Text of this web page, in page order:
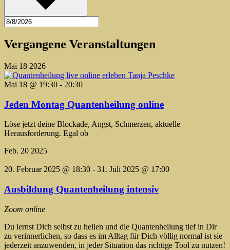
Vergangene Veranstaltungen
Mai 18 2026
Mai 18 @ 19:30 - 20:30
Jeden Montag Quantenheilung online
Löse jetzt deine Blockade, Angst, Schmerzen, aktuelle
Herausforderung. Egal ob
Feb. 20 2025
20. Februar 2025 @ 18:30 - 31. Juli 2025 @ 17:00
Ausbildung Quantenheilung intensiv
Zoom online
Du lernst Dich selbst zu heilen und die Quantenheilung tief in Dir
zu verinnerlichen, so dass es im Alltag für Dich völlig normal ist sie
jederzeit anzuwenden, in jeder Situation das richtige Tool zu nutzen!